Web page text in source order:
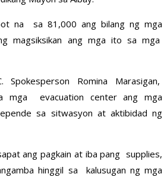
na sa 81,000 ang bilang ng mga
magsiksikan ang mga ito sa mga
Spokesperson Romina Marasigan,
mga evacuation center ang mga
sa sitwasyon at aktibidad ng
ang pagkain at iba pang supplies,
hinggil sa kalusugan ng mga